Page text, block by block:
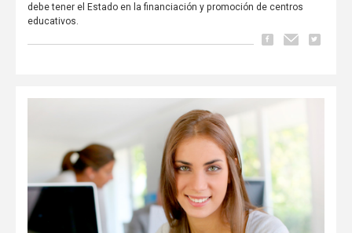
debe tener el Estado en la financiación y promoción de centros
educativos.